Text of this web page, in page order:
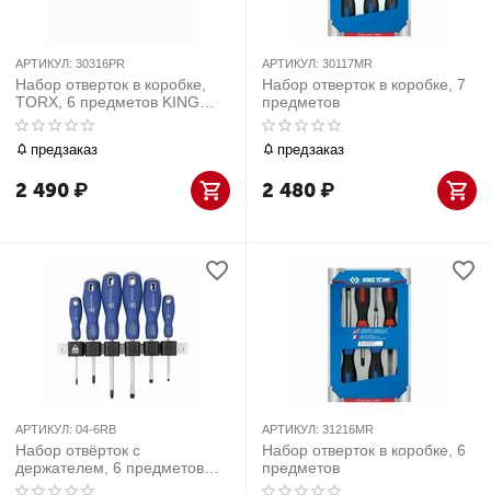
АРТИКУЛ: 30316PR
Набор отверток в коробке,
TORX, 6 предметов KING
TONY 30316PR
предзаказ
2 490₽
АРТИКУЛ: 30117MR
Набор отверток в коробке, 7
предметов
предзаказ
2 480₽
АРТИКУЛ: 04-6RB
Набор отвёрток с
держателем, 6 предметов
МАСТАК 04-6RB
АРТИКУЛ: 31216MR
Набор отверток в коробке, 6
предметов